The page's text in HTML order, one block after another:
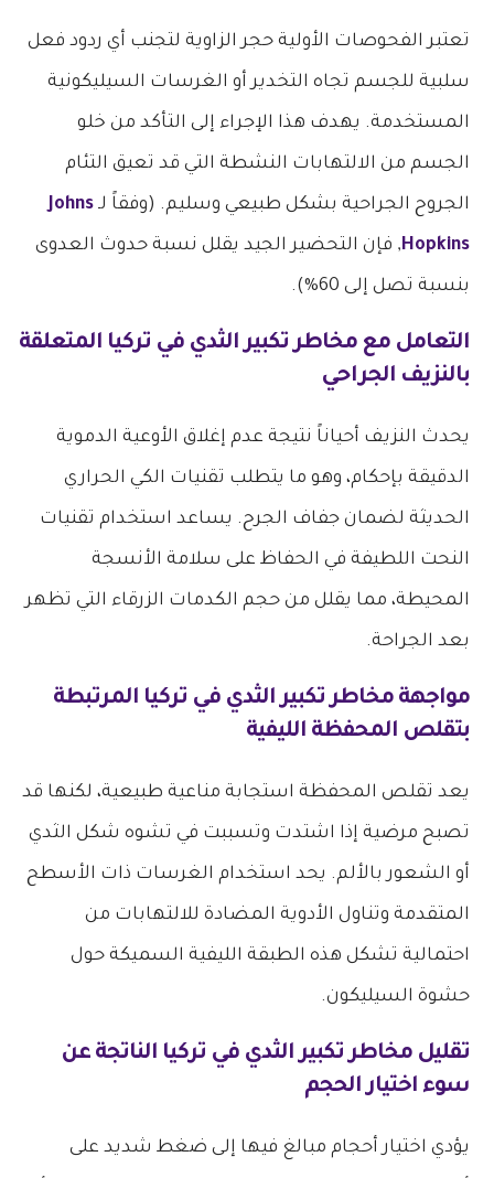
تعتبر الفحوصات الأولية حجر الزاوية لتجنب أي ردود فعل
سلبية للجسم تجاه التخدير أو الغرسات السيليكونية
المستخدمة. يهدف هذا الإجراء إلى التأكد من خلو
الجسم من الالتهابات النشطة التي قد تعيق التئام
الجروح الجراحية بشكل طبيعي وسليم. (وفقاً لـJohns
Hopkins, فإن التحضير الجيد يقلل نسبة حدوث العدوى
بنسبة تصل إلى 60%).
التعامل معمخاطر تكبير الثدي في تركيا المتعلقة
بالنزيف الجراحي
يحدث النزيف أحياناً نتيجة عدم إغلاق الأوعية الدموية
الدقيقة بإحكام، وهو ما يتطلب تقنيات الكي الحراري
الحديثة لضمان جفاف الجرح. يساعد استخدام تقنيات
النحت اللطيفة في الحفاظ على سلامة الأنسجة
المحيطة، مما يقلل من حجم الكدمات الزرقاء التي تظهر
بعد الجراحة.
مواجهةمخاطر تكبير الثدي في تركيا المرتبطة
بتقلص المحفظة الليفية
يعد تقلص المحفظة استجابة مناعية طبيعية، لكنها قد
تصبح مرضية إذا اشتدت وتسببت في تشوه شكل الثدي
أو الشعور بالألم. يحد استخدام الغرسات ذات الأسطح
المتقدمة وتناول الأدوية المضادة للالتهابات من
احتمالية تشكل هذه الطبقة الليفية السميكة حول
حشوة السيليكون.
تقليلمخاطر تكبير الثدي في تركيا الناتجة عن
سوء اختيار الحجم
يؤدي اختيار أحجام مبالغ فيها إلى ضغط شديد على